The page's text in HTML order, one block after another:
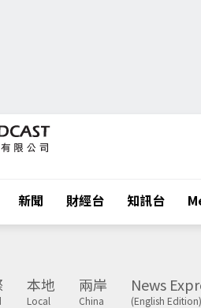
新聞 財經台 知訊台
本地
Local
兩岸
China
News
(English Edition)